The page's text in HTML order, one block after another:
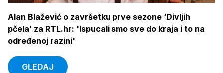
Alan Blažević o završetku prve sezone ‘Divljih
pčela’ za RTL.hr: 'Ispucali smo sve do kraja i to na
određenoj razini'
GLEDAJ